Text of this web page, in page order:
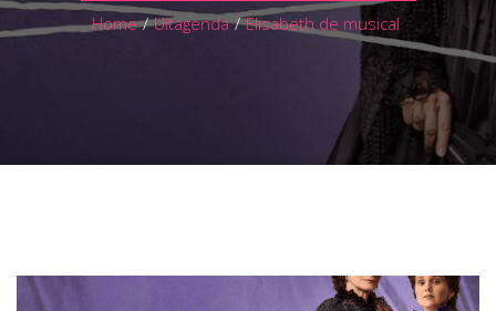
Plan je bezoek
Home / Uitagenda / Elisabeth de musical